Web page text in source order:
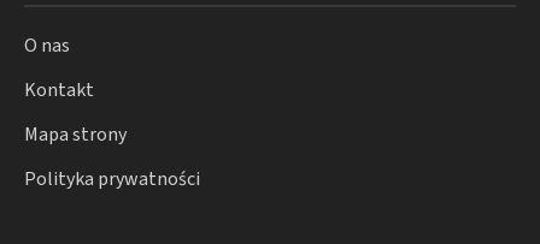
O nas
Kontakt
Mapa strony
Polityka prywatności